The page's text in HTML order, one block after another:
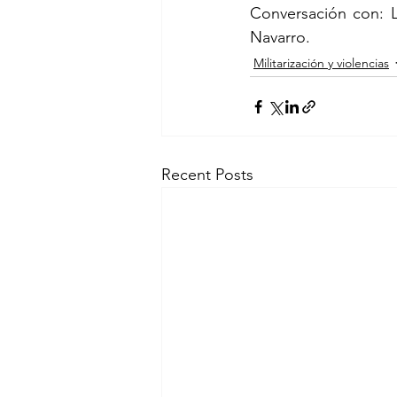
Conversación con:
Navarro.
Militarización y violencias
Recent Posts